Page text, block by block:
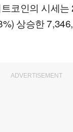
코인의 시세는
상승한
ADVERTISEMENT